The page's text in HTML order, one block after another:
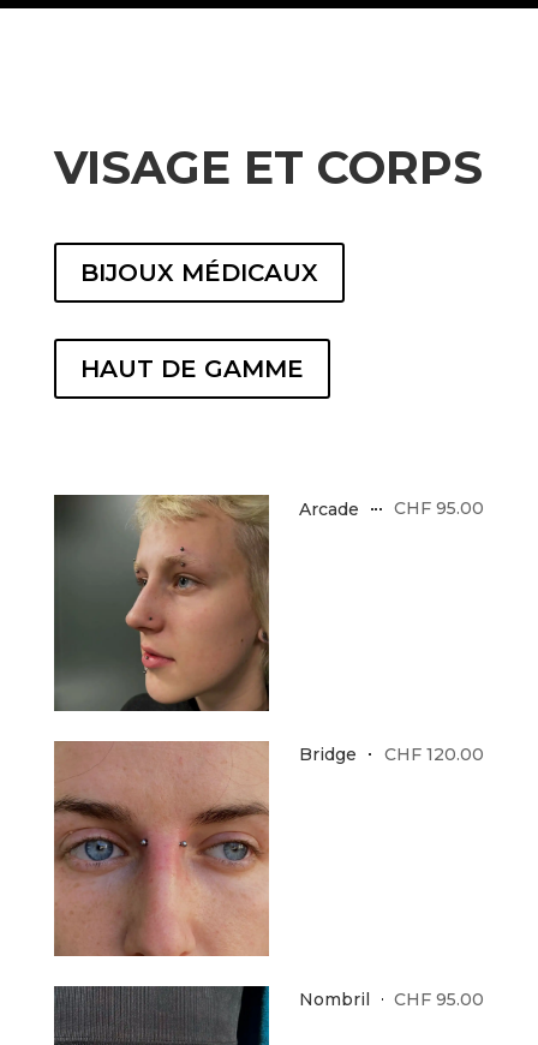
VISAGE ET CORPS
BIJOUX MÉDICAUX
HAUT DE GAMME
Arcade CHF 95.00
Bridge CHF 120.00
Nombril CHF 95.00